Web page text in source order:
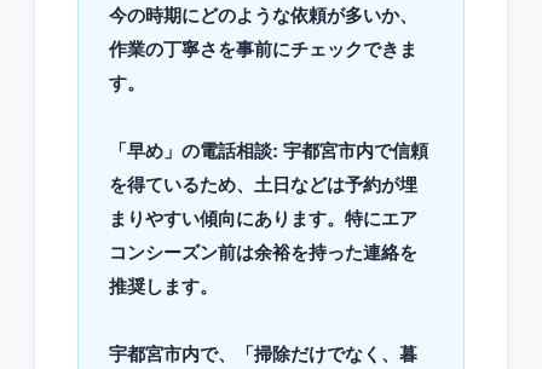
今の時期にどのような依頼が多いか、
作業の丁寧さを事前にチェックできま
す。
「早め」の電話相談: 宇都宮市内で信頼
を得ているため、土日などは予約が埋
まりやすい傾向にあります。特にエア
コンシーズン前は余裕を持った連絡を
推奨します。
宇都宮市内で、「掃除だけでなく、暮